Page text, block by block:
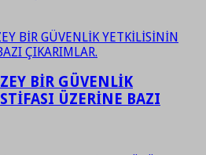
BİR GÜVENLİK
ÜZERİNE BAZI